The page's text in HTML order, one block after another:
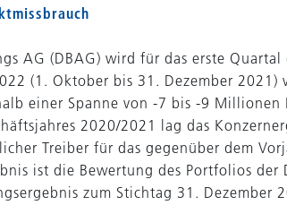
AG (DBAG) wird für das erste Quartal
(1. Oktober bis 31. Dezember 2021)
einer Spanne von -7 bis -9 Millionen
2020/2021 lag das
Treiber für das gegenüber dem
ist die Bewertung des Portfolios der
zum Stichtag 31. Dezember